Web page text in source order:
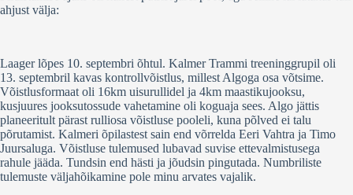
ahjust välja:
Laager lõpes 10. septembri õhtul. Kalmer Trammi treeninggrupil oli
13. septembril kavas kontrollvõistlus, millest Algoga osa võtsime.
Võistlusformaat oli 16km uisurullidel ja 4km maastikujooksu,
kusjuures jooksutossude vahetamine oli koguaja sees. Algo jättis
planeeritult pärast rulliosa võistluse pooleli, kuna põlved ei talu
põrutamist. Kalmeri õpilastest sain end võrrelda Eeri Vahtra ja Timo
Juursaluga. Võistluse tulemused lubavad suvise ettevalmistusega
rahule jääda. Tundsin end hästi ja jõudsin pingutada. Numbriliste
tulemuste väljahõikamine pole minu arvates vajalik.